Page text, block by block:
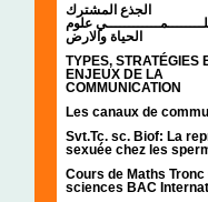
الجذع المشترك
علوم
الحياة والارض
TYPES, STRATÉGIES
ENJEUX DE LA
COMMUNICATION
Les canaux de
Svt.Tc. sc. Biof: La
sexuée chez les
Cours de Maths
sciences BAC